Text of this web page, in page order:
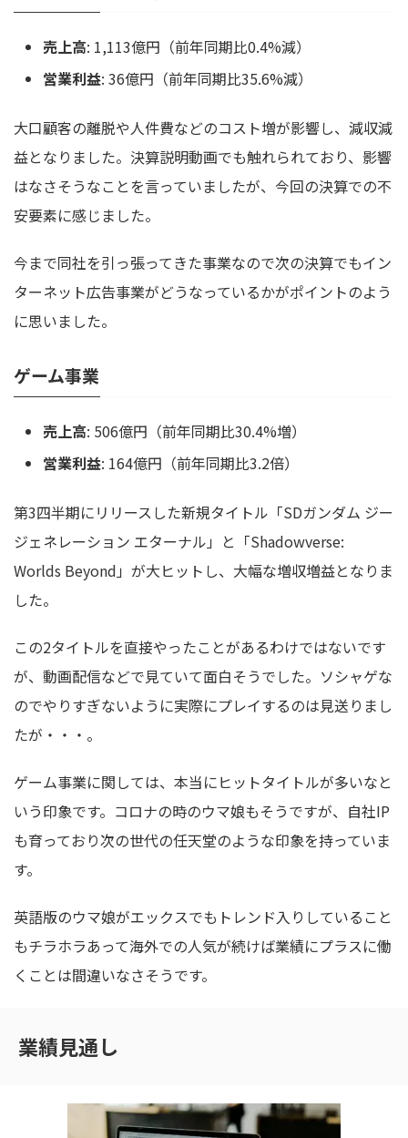
売上高: 1,113億円（前年同期比0.4%減）
営業利益: 36億円（前年同期比35.6%減）
大口顧客の離脱や人件費などのコスト増が影響し、減収減
益となりました。決算説明動画でも触れられており、影響
はなさそうなことを言っていましたが、今回の決算での不
安要素に感じました。
今まで同社を引っ張ってきた事業なので次の決算でもイン
ターネット広告事業がどうなっているかがポイントのよう
に思いました。
ゲーム事業
売上高: 506億円（前年同期比30.4%増）
営業利益: 164億円（前年同期比3.2倍）
第3四半期にリリースした新規タイトル「SDガンダム ジー
ジェネレーション エターナル」と「Shadowverse:
Worlds Beyond」が大ヒットし、大幅な増収増益となりま
した。
この2タイトルを直接やったことがあるわけではないです
が、動画配信などで見ていて面白そうでした。ソシャゲな
のでやりすぎないように実際にプレイするのは見送りまし
たが・・・。
ゲーム事業に関しては、本当にヒットタイトルが多いなと
いう印象です。コロナの時のウマ娘もそうですが、自社IP
も育っており次の世代の任天堂のような印象を持っていま
す。
英語版のウマ娘がエックスでもトレンド入りしていること
もチラホラあって海外での人気が続けば業績にプラスに働
くことは間違いなさそうです。
業績見通し